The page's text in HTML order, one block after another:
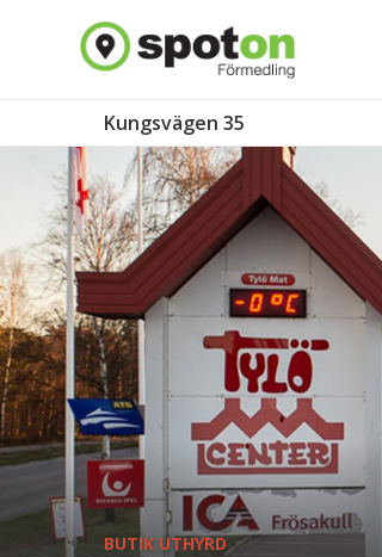
Kungsvägen 35
BUTIK UTHYRD